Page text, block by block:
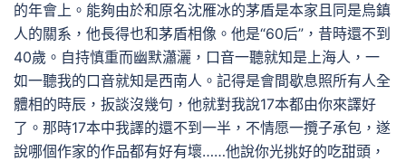
的年會上。能夠由於和原名沈雁冰的茅盾是本家且同是烏鎮
人的關系，他長得也和茅盾相像。他是“60后”，昔時還不到
40歲。自持慎重而幽默瀟灑，口音一聽就知是上海人，一
如一聽我的口音就知是西南人。記得是會間歇息照所有人全
體相的時辰，扳談沒幾句，他就對我說17本都由你來譯好
了。那時17本中我譯的還不到一半，不情愿一攬子承包，遂
說哪個作家的作品都有好有壞……他說你光挑好的吃甜頭，